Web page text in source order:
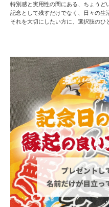
特別感と実用性の間にある、ちょうど
記念として残すだけでなく、日々の生
それを大切にしたい方に、選択肢のひ